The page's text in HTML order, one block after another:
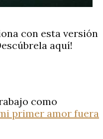
con esta versión
aquí!
como
primer amor fuera